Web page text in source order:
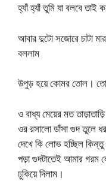
হ্যাঁ হ্যাঁ তুমি যা বলবে তাই
আবার দুটো সজোরে চাটা
বললাম
উপুড় হয়ে কোমর তোল।
ও বাধ্য মেয়ের মত
ওর রসালো ডাঁসা গুদ তুলে
দেখে কি লোভ হচ্ছিল
পড়া গুদটাতেই আমার গরম
ঢুকিয়ে দিলাম।